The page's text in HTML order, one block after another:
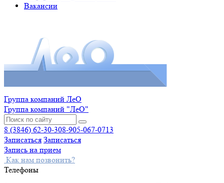
Вакансии
Группа компаний ЛеО
Группа компаний "ЛеО"
8 (3846) 62-30-308-905-067-0713
Записаться Записаться
Запись на прием
Как нам позвонить?
Телефоны